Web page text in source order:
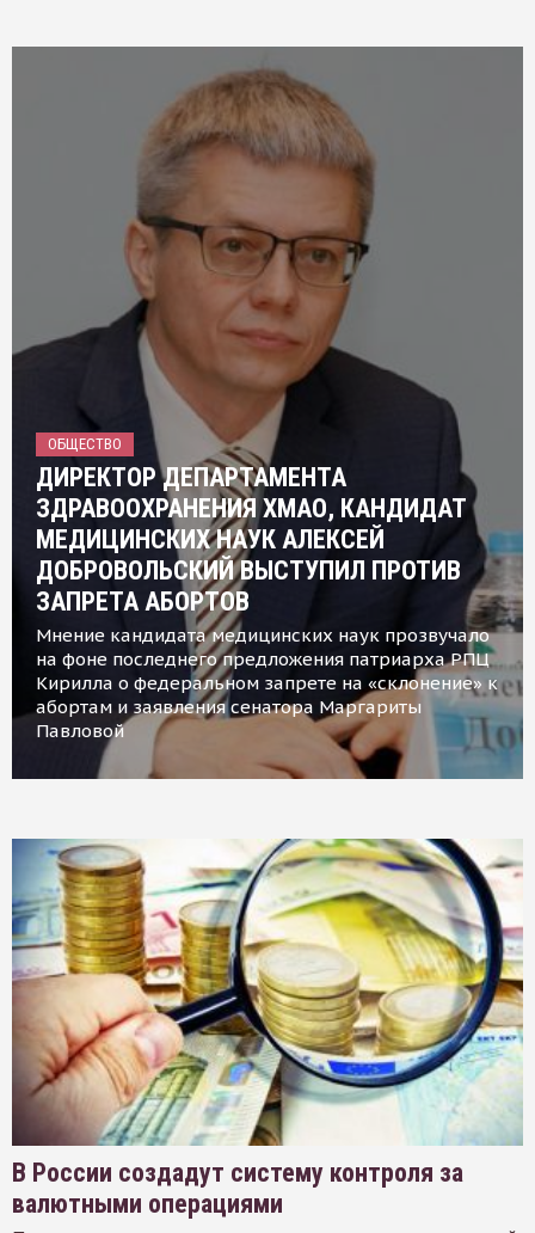
ОБЩЕСТВО
ДИРЕКТОР ДЕПАРТАМЕНТА
ЗДРАВООХРАНЕНИЯ ХМАО, КАНДИДАТ
МЕДИЦИНСКИХ НАУК АЛЕКСЕЙ
ДОБРОВОЛЬСКИЙ ВЫСТУПИЛ ПРОТИВ
ЗАПРЕТА АБОРТОВ
Мнение кандидата медицинских наук прозвучало
на фоне последнего предложения патриарха РПЦ
Кирилла о федеральном запрете на «склонение» к
абортам и заявления сенатора Маргариты
Павловой
В России создадут систему контроля за
валютными операциями